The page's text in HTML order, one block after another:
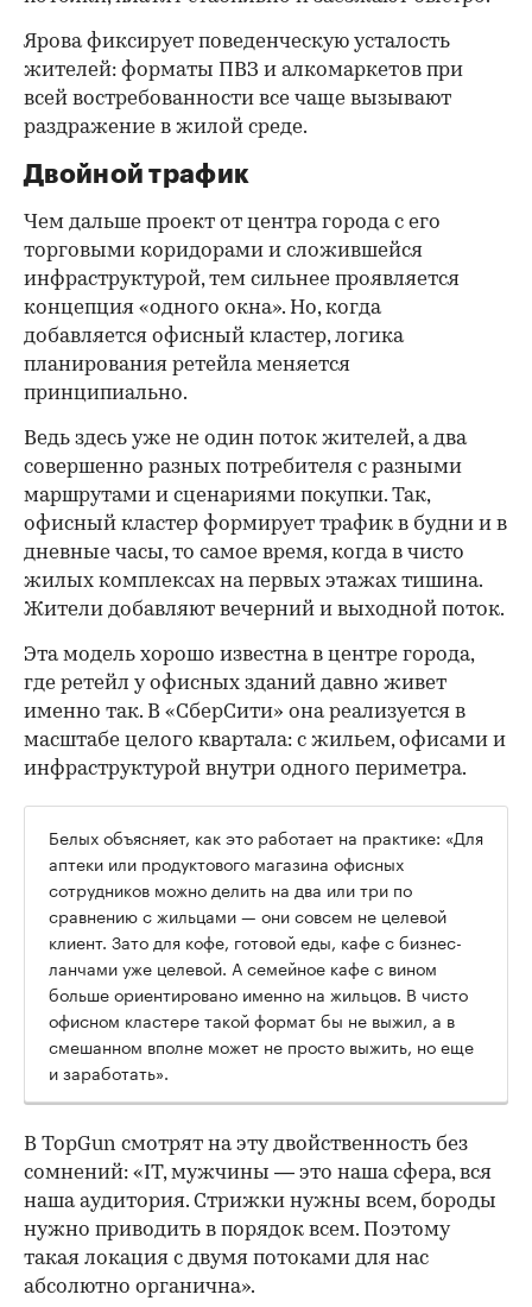
Ярова фиксирует поведенческую усталость
жителей: форматы ПВЗ и алкомаркетов при
всей востребованности все чаще вызывают
раздражение в жилой среде.
Двойной трафик
Чем дальше проект от центра города с его
торговыми коридорами и сложившейся
инфраструктурой, тем сильнее проявляется
концепция «одного окна». Но, когда
добавляется офисный кластер, логика
планирования ретейла меняется
принципиально.
Ведь здесь уже не один поток жителей, а два
совершенно разных потребителя с разными
маршрутами и сценариями покупки. Так,
офисный кластер формирует трафик в будни и в
дневные часы, то самое время, когда в чисто
жилых комплексах на первых этажах тишина.
Жители добавляют вечерний и выходной поток.
Эта модель хорошо известна в центре города,
где ретейл у офисных зданий давно живет
именно так. В «СберСити» она реализуется в
масштабе целого квартала: с жильем, офисами и
инфраструктурой внутри одного периметра.
Белых объясняет, как это работает на практике: «Для
аптеки или продуктового магазина офисных
сотрудников можно делить на два или три по
сравнению с жильцами — они совсем не целевой
клиент. Зато для кофе, готовой еды, кафе с бизнес-
ланчами уже целевой. А семейное кафе с вином
больше ориентировано именно на жильцов. В чисто
офисном кластере такой формат бы не выжил, а в
смешанном вполне может не просто выжить, но еще
и заработать».
В TopGun смотрят на эту двойственность без
сомнений: «IT, мужчины — это наша сфера, вся
наша аудитория. Стрижки нужны всем, бороды
нужно приводить в порядок всем. Поэтому
такая локация с двумя потоками для нас
абсолютно органична».